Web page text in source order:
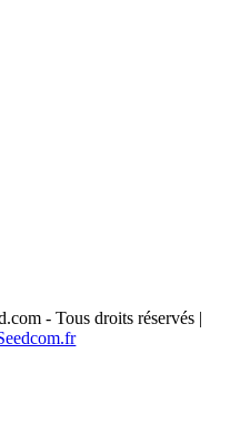
- Tous droits réservés |